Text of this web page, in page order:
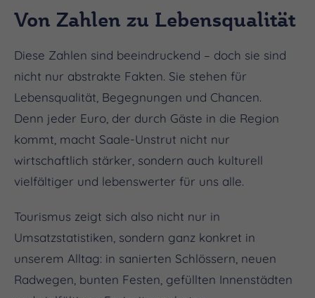
Von Zahlen zu Lebensqualität
Diese Zahlen sind beeindruckend – doch sie sind
nicht nur abstrakte Fakten. Sie stehen für
Lebensqualität, Begegnungen und Chancen.
Denn jeder Euro, der durch Gäste in die Region
kommt, macht Saale-Unstrut nicht nur
wirtschaftlich stärker, sondern auch kulturell
vielfältiger und lebenswerter für uns alle.
Tourismus zeigt sich also nicht nur in
Umsatzstatistiken, sondern ganz konkret in
unserem Alltag: in sanierten Schlössern, neuen
Radwegen, bunten Festen, gefüllten Innenstädten